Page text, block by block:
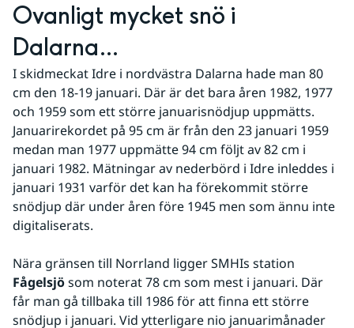
Ovanligt mycket snö i
Dalarna…
I skidmeckat Idre i nordvästra Dalarna hade man 80
cm den 18-19 januari. Där är det bara åren 1982, 1977
och 1959 som ett större januarisnödjup uppmätts.
Januarirekordet på 95 cm är från den 23 januari 1959
medan man 1977 uppmätte 94 cm följt av 82 cm i
januari 1982. Mätningar av nederbörd i Idre inleddes i
januari 1931 varför det kan ha förekommit större
snödjup där under åren före 1945 men som ännu inte
digitaliserats.
Fågelsjö som noterat 78 cm som mest i januari. Där
får man gå tillbaka till 1986 för att finna ett större
snödjup i januari. Vid ytterligare nio januarimånader